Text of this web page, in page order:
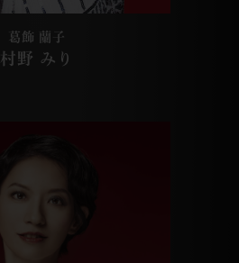
葛飾 蘭子
村野 みり